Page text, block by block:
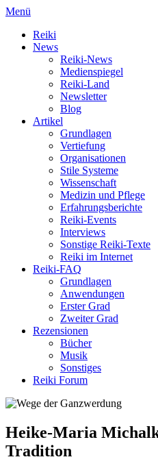
Menü
Reiki
News
Reiki-News
Medienspiegel
Reiki-Land
Newsletter
Blog
Artikel
Grundlagen
Vertiefung
Organisationen
Stile Systeme
Wissenschaft
Medizin und Pflege
Erfahrungsberichte
Reiki-Events
Interviews
Sonstige Reiki-Texte
Reiki im Internet
Reiki-FAQ
Grundlagen
Anwendungen
Erster Grad
Zweiter Grad
Rezensionen
Bücher
Musik
Sonstiges
Reiki Forum
Heike-Maria
Tradition